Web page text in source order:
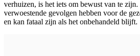
verhuizen, is het iets om bewust van te zijn.
verwoestende gevolgen hebben voor de
en kan fataal zijn als het onbehandeld blijft.